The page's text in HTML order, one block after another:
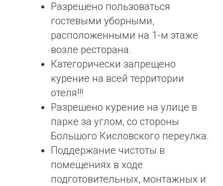
Разрешено пользоваться
гостевыми уборными,
расположенными на 1-м этаже
возле ресторана.
Категорически запрещено
курение на всей территории
отеля!!!
Разрешено курение на улице в
парке за углом, со стороны
Большого Кисловского переулка.
Поддержание чистоты в
помещениях в ходе
подготовительных, монтажных и